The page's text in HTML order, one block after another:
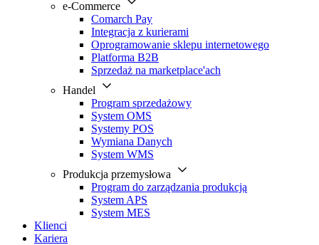
e-Commerce
Comarch Pay
Integracja z kurierami
Oprogramowanie sklepu internetowego
Platforma B2B
Sprzedaż na marketplace'ach
Handel
Program sprzedażowy
System OMS
Systemy POS
Wymiana Danych
System WMS
Produkcja przemysłowa
Program do zarządzania produkcją
System APS
System MES
Klienci
Kariera